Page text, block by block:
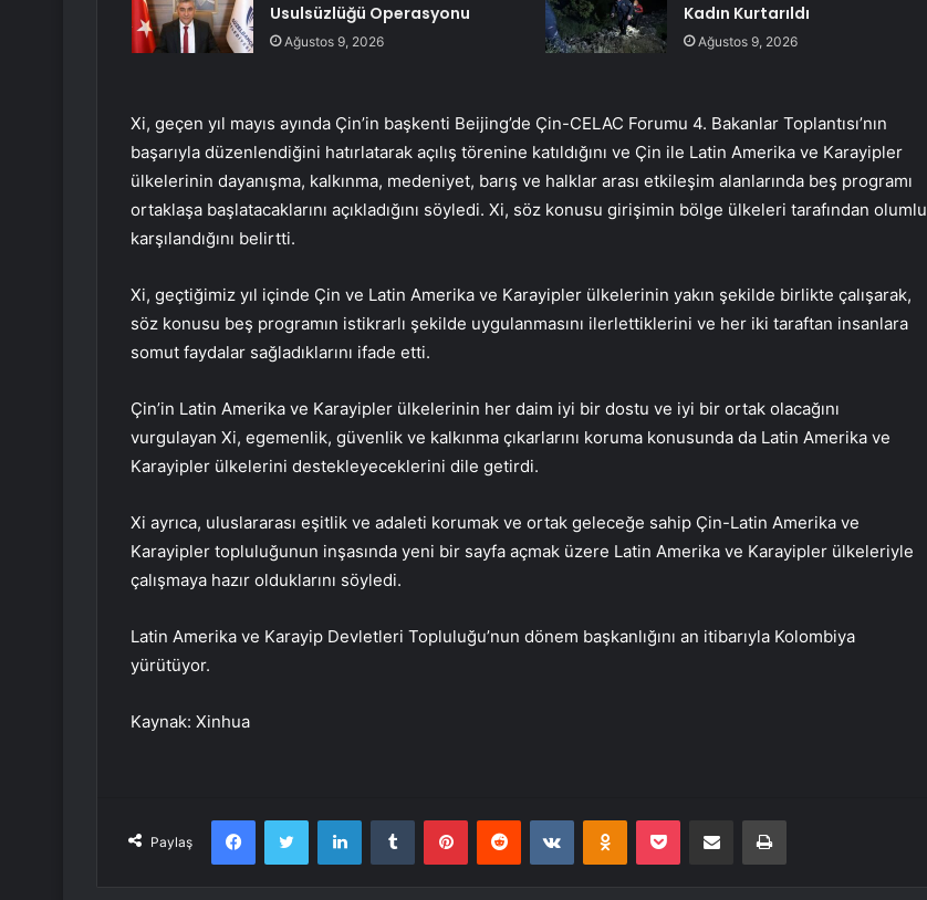
Usulsüzlüğü Operasyonu
Ağustos 9, 2026
Kadın Kurtarıldı
Ağustos 9, 2026
Xi, geçen yıl mayıs ayında Çin’in başkenti Beijing’de Çin-CELAC Forumu 4. Bakanlar Toplantısı’nın
başarıyla düzenlendiğini hatırlatarak açılış törenine katıldığını ve Çin ile Latin Amerika ve Karayipler
ülkelerinin dayanışma, kalkınma, medeniyet, barış ve halklar arası etkileşim alanlarında beş programı
ortaklaşa başlatacaklarını açıkladığını söyledi. Xi, söz konusu girişimin bölge ülkeleri tarafından olumlu
karşılandığını belirtti.
Xi, geçtiğimiz yıl içinde Çin ve Latin Amerika ve Karayipler ülkelerinin yakın şekilde birlikte çalışarak,
söz konusu beş programın istikrarlı şekilde uygulanmasını ilerlettiklerini ve her iki taraftan insanlara
somut faydalar sağladıklarını ifade etti.
Çin’in Latin Amerika ve Karayipler ülkelerinin her daim iyi bir dostu ve iyi bir ortak olacağını
vurgulayan Xi, egemenlik, güvenlik ve kalkınma çıkarlarını koruma konusunda da Latin Amerika ve
Karayipler ülkelerini destekleyeceklerini dile getirdi.
Xi ayrıca, uluslararası eşitlik ve adaleti korumak ve ortak geleceğe sahip Çin-Latin Amerika ve
Karayipler topluluğunun inşasında yeni bir sayfa açmak üzere Latin Amerika ve Karayipler ülkeleriyle
çalışmaya hazır olduklarını söyledi.
Latin Amerika ve Karayip Devletleri Topluluğu’nun dönem başkanlığını an itibarıyla Kolombiya
yürütüyor.
Kaynak: Xinhua
Paylaş
FacebookTwitter LinkedInTumblr PinterestReddit VKontakteOdnoklassniki
Pocket E-Posta ile paylaş Yazdır